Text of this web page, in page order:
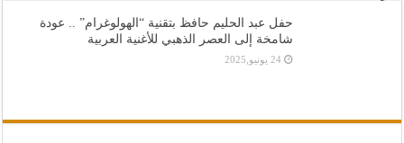
حفل عبد الحليم حافظ بتقنية “الهولوغرام” .. عودة
شامخة إلى العصر الذهبي للأغنية العربية
24 يونيو,2025